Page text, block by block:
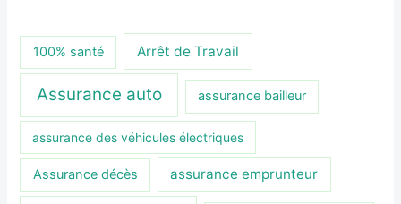
100% santé Arrêt de Travail
Assurance auto assurance bailleur
assurance des véhicules électriques
Assurance décès assurance emprunteur